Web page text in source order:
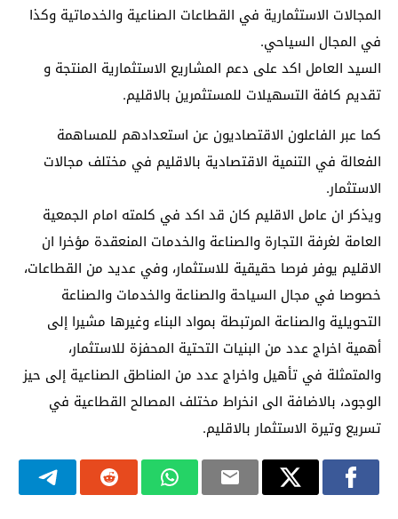
المجالات الاستثمارية في القطاعات الصناعية والخدماتية وكذا
في المجال السياحي.
السيد العامل اكد على دعم المشاريع الاستثمارية المنتجة و
تقديم كافة التسهيلات للمستثمرين بالاقليم.
كما عبر الفاعلون الاقتصاديون عن استعدادهم للمساهمة
الفعالة في التنمية الاقتصادية بالاقليم في مختلف مجالات
الاستثمار.
ويذكر ان عامل الاقليم كان قد اكد في كلمته امام الجمعية
العامة لغرفة التجارة والصناعة والخدمات المنعقدة مؤخرا ان
الاقليم يوفر فرصا حقيقية للاستثمار، وفي عديد من القطاعات،
خصوصا في مجال السياحة والصناعة والخدمات والصناعة
التحويلية والصناعة المرتبطة بمواد البناء وغيرها مشيرا إلى
أهمية اخراج عدد من البنيات التحتية المحفزة للاستثمار،
والمتمثلة في تأهيل واخراج عدد من المناطق الصناعية إلى حيز
الوجود، بالاضافة الى انخراط مختلف المصالح القطاعية في
تسريع وتيرة الاستثمار بالاقليم.